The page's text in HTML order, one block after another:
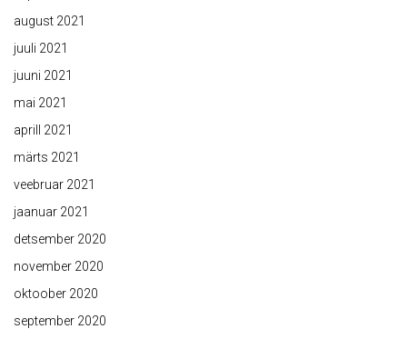
august 2021
juuli 2021
juuni 2021
mai 2021
aprill 2021
märts 2021
veebruar 2021
jaanuar 2021
detsember 2020
november 2020
oktoober 2020
september 2020